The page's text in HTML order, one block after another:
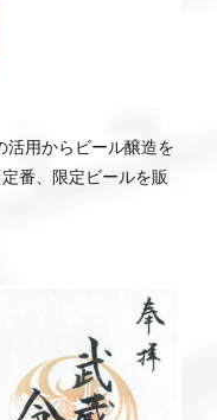
活用からビール醸造を
定番、限定ビールを販